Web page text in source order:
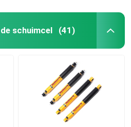
schuimcel (41)